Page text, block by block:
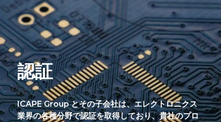
認証
ICAPE Group とその子会社は、エレクトロニクス
業界の各種分野で認証を取得しており、貴社のプロ